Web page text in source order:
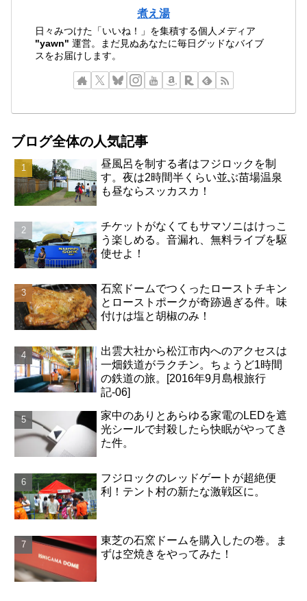
煮え湯
日々みつけた「いいね！」を集積する個人メディア
"yawn" 運営。まだ見ぬあなたに毎日グッドなバイブ
スをお届けします。
ブログ全体の人気記事
昼風呂を制する者はフジロックを制
す。夜は2時間半くらい並ぶ苗場温泉
も昼ならスッカスカ！
チケットがなくてもサマソニはけっこ
う楽しめる。音漏れ、無料ライブを駆
使せよ！
石窯ドームでつくったローストチキン
とローストポークが奇跡過ぎる件。味
付けは塩と胡椒のみ！
出雲大社から松江市内へのアクセスは
一畑鉄道がラクチン。ちょうど1時間
の鉄道の旅。[2016年9月島根旅行
記-06]
家中のありとあらゆる家電のLEDを遮
光シールで封殺したら快眠がやってき
た件。
フジロックのレッドゲートが超絶便
利！テント村の新たな激戦区に。
東芝の石窯ドームを購入したの巻。ま
ずは空焼きをやってみた！